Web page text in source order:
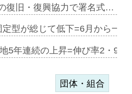
復旧・復興協力で署名式…
型が総じて低下=6月から一
5年連続の上昇=伸び率2・
団体・組合